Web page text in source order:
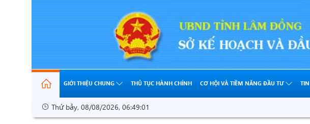
GIỚI THIỆU CHUNG THỦ TỤC HÀNH CHÍNH CƠ HỘI VÀ TIỀM NĂNG ĐẦU TƯ
Thứ bảy, 08/08/2026, 06:49:01